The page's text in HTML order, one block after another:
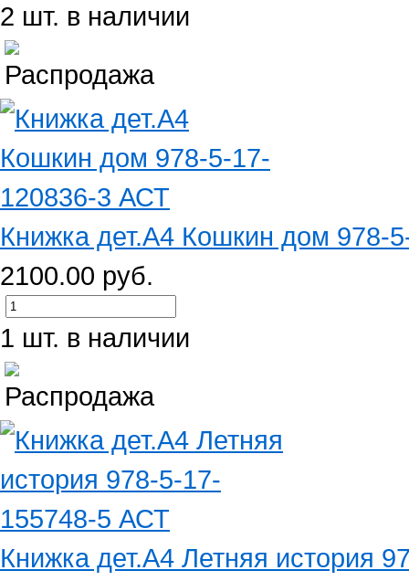
2 шт. в наличии
Книжка дет.А4 Кошкин дом 978-
2100.00 руб.
1 шт. в наличии
Книжка дет.А4 Летняя история